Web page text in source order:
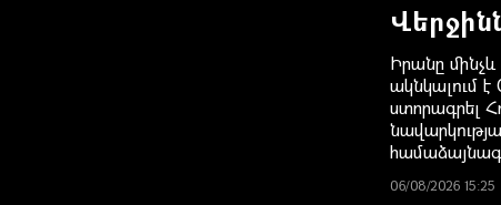
Իրանը
ակնկալում
ստորագրել
06/08/2026 15:25